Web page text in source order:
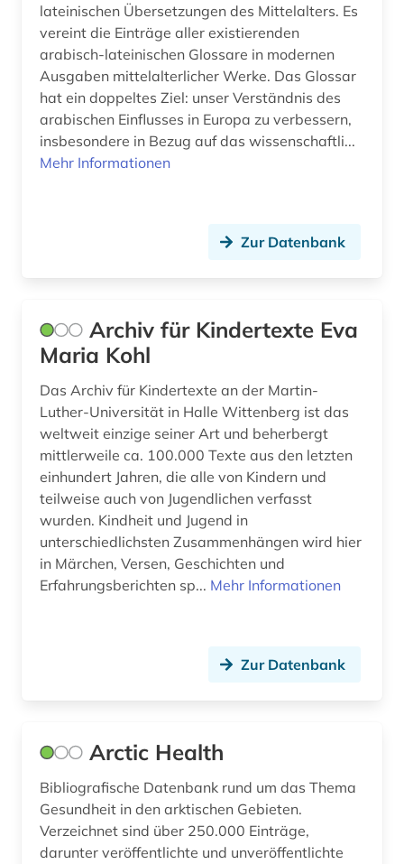
hospiz (1)
humanbiologie (1)
hämatologie (2)
häusliche krankenpflege (1)
iberoromanistik (1)
indien (1)
infektiologie (2)
infektionskrankheit (2)
influenza (1)
informatik (2)
informationswissenschaft (1)
infrastruktur (1)
ingenieurwissenschaften (1)
intervention study (1)
interventionsstudie (1)
iso-norm (1)
lateinischen Übersetzungen des Mittelalters. Es
vereint die Einträge aller existierenden
arabisch-lateinischen Glossare in modernen
Ausgaben mittelalterlicher Werke. Das Glossar
hat ein doppeltes Ziel: unser Verständnis des
arabischen Einflusses in Europa zu verbessern,
insbesondere in Bezug auf das wissenschaftli...
Mehr Informationen
Zur Datenbank
Archiv für Kindertexte Eva
Maria Kohl
Das Archiv für Kindertexte an der Martin-
Luther-Universität in Halle Wittenberg ist das
weltweit einzige seiner Art und beherbergt
mittlerweile ca. 100.000 Texte aus den letzten
einhundert Jahren, die alle von Kindern und
teilweise auch von Jugendlichen verfasst
wurden. Kindheit und Jugend in
unterschiedlichsten Zusammenhängen wird hier
in Märchen, Versen, Geschichten und
Erfahrungsberichten sp... Mehr Informationen
Zur Datenbank
Arctic Health
Bibliografische Datenbank rund um das Thema
Gesundheit in den arktischen Gebieten.
Verzeichnet sind über 250.000 Einträge,
darunter veröffentlichte und unveröffentlichte